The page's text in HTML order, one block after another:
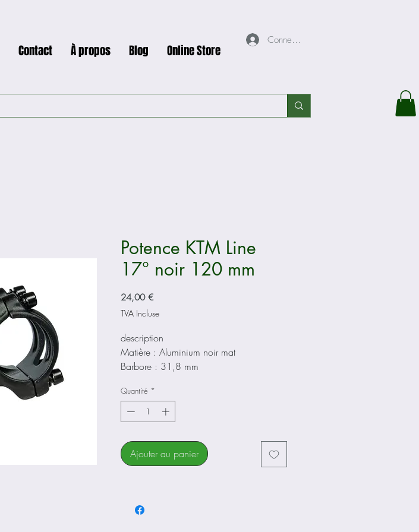
Contact À propos Blog Online Store
Connexion
Potence KTM Line
17° noir 120 mm
24,00 €Prix
TVA Incluse
description
Matière : Aluminium noir mat
Barbore : 31,8 mm
Détail : Logo KTM /Line
Quantité *
Ajouter au panier